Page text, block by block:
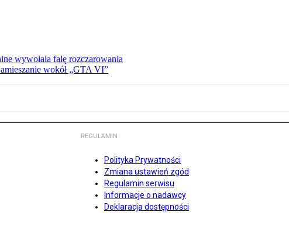
wywołała falę rozczarowania
wokół „GTA VI”
REGULAMIN
Polityka Prywatności
Zmiana ustawień zgód
Regulamin serwisu
Informacje o nadawcy
Deklaracja dostępności